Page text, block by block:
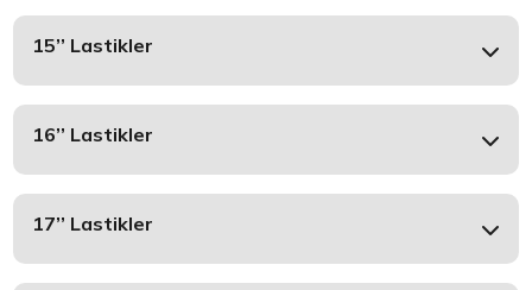
15’’ Lastikler
16’’ Lastikler
17’’ Lastikler